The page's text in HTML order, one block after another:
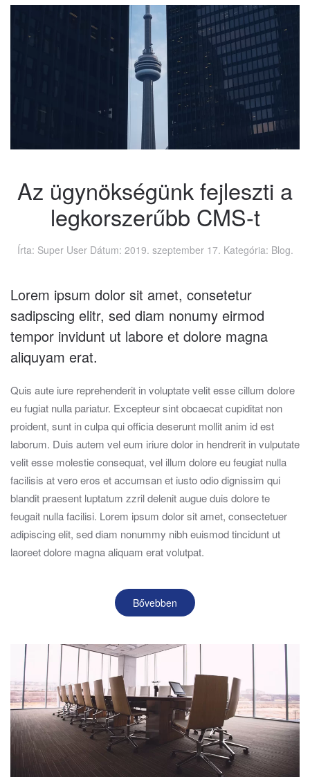
Az ügynökségünk fejleszti a
legkorszerűbb CMS-t
Írta: Super User Dátum: 2019. szeptember 17. Kategória: Blog.
Lorem ipsum dolor sit amet, consetetur
sadipscing elitr, sed diam nonumy eirmod
tempor invidunt ut labore et dolore magna
aliquyam erat.
Quis aute iure reprehenderit in voluptate velit esse cillum dolore
eu fugiat nulla pariatur. Excepteur sint obcaecat cupiditat non
proident, sunt in culpa qui officia deserunt mollit anim id est
laborum. Duis autem vel eum iriure dolor in hendrerit in vulputate
velit esse molestie consequat, vel illum dolore eu feugiat nulla
facilisis at vero eros et accumsan et iusto odio dignissim qui
blandit praesent luptatum zzril delenit augue duis dolore te
feugait nulla facilisi. Lorem ipsum dolor sit amet, consectetuer
adipiscing elit, sed diam nonummy nibh euismod tincidunt ut
laoreet dolore magna aliquam erat volutpat.
Bővebben